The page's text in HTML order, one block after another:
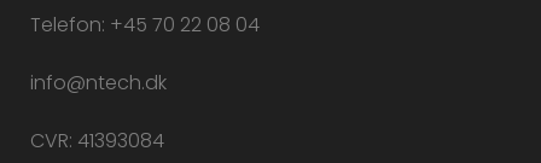
Telefon: +45 70 22 08 04
info@ntech.dk
CVR: 41393084